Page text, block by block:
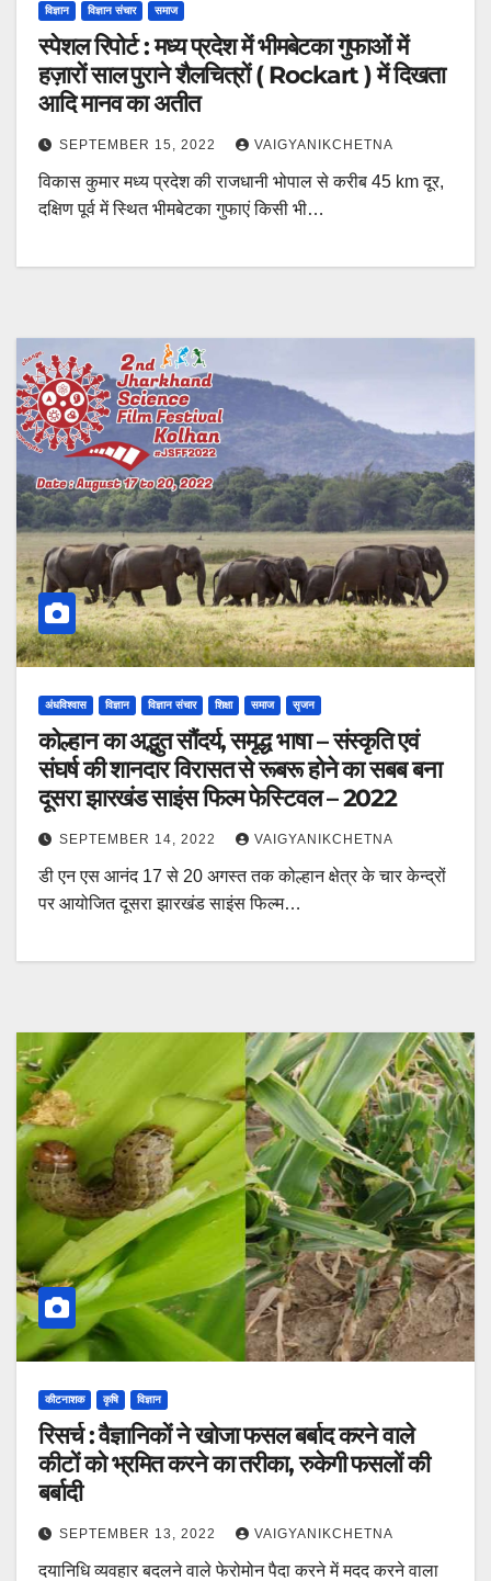
विज्ञान विज्ञान संचार समाज
स्पेशल रिपोर्ट : मध्य प्रदेश में भीमबेटका गुफाओं में
हज़ारों साल पुराने शैलचित्रों ( Rockart ) में दिखता
आदि मानव का अतीत
SEPTEMBER 15, 2022 VAIGYANIKCHETNA
विकास कुमार मध्य प्रदेश की राजधानी भोपाल से करीब 45 km दूर,
दक्षिण पूर्व में स्थित भीमबेटका गुफाएं किसी भी…
अंधविश्वास विज्ञान विज्ञान संचार शिक्षा समाज सृजन
कोल्हान का अद्भुत सौंदर्य, समृद्ध भाषा – संस्कृति एवं
संघर्ष की शानदार विरासत से रूबरू होने का सबब बना
दूसरा झारखंड साइंस फिल्म फेस्टिवल – 2022
SEPTEMBER 14, 2022 VAIGYANIKCHETNA
डी एन एस आनंद 17 से 20 अगस्त तक कोल्हान क्षेत्र के चार केन्द्रों
पर आयोजित दूसरा झारखंड साइंस फिल्म…
कीटनाशक कृषि विज्ञान
रिसर्च : वैज्ञानिकों ने खोजा फसल बर्बाद करने वाले
कीटों को भ्रमित करने का तरीका, रुकेगी फसलों की
बर्बादी
SEPTEMBER 13, 2022 VAIGYANIKCHETNA
दयानिधि व्यवहार बदलने वाले फेरोमोन पैदा करने में मदद करने वाला